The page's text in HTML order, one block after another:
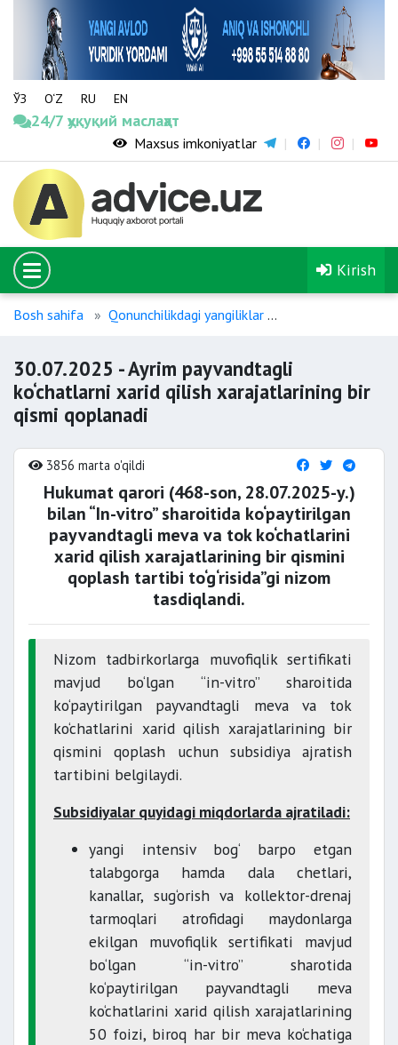
ЎЗ O‘Z RU EN
24/7 ҳуқуқий маслаҳат
Maxsus imkoniyatlar
Kirish
Bosh sahifa Qonunchilikdagi yangiliklar
30.07.2025 - Ayrim payvandtagli
ko‘chatlarni xarid qilish xarajatlarining bir
qismi qoplanadi
3856 marta o'qildi
Hukumat qarori (468-son, 28.07.2025-y.)
bilan “In-vitro” sharoitida ko‘paytirilgan
payvandtagli meva va tok ko‘chatlarini
xarid qilish xarajatlarining bir qismini
qoplash tartibi to‘g‘risida”gi nizom
tasdiqlandi.
Nizom tadbirkorlarga muvofiqlik sertifikati
mavjud bo‘lgan “in-vitro” sharoitida
ko‘paytirilgan payvandtagli meva va tok
ko‘chatlarini xarid qilish xarajatlarining bir
qismini qoplash uchun subsidiya ajratish
tartibini belgilaydi.
Subsidiyalar quyidagi miqdorlarda ajratiladi:
yangi intensiv bog‘ barpo etgan
talabgorga hamda dala chetlari,
kanallar, sug‘orish va kollektor-drenaj
tarmoqlari atrofidagi maydonlarga
ekilgan muvofiqlik sertifikati mavjud
bo‘lgan “in-vitro” sharotida
ko‘paytirilgan payvandtagli meva
ko‘chatlarini xarid qilish xarajatlarining
50 foizi, biroq har bir meva ko‘chatiga